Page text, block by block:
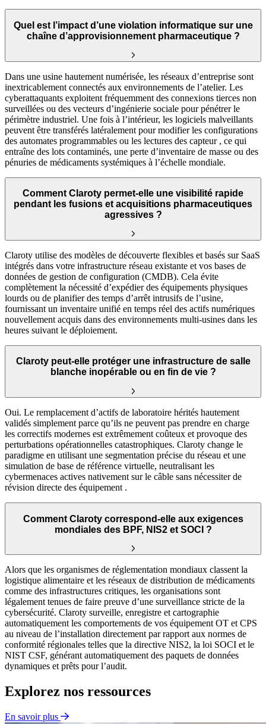
Quel est l’impact d’une violation informatique sur une
chaîne d’approvisionnement pharmaceutique ?
Dans une usine hautement numérisée, les réseaux d’entreprise sont
inextricablement connectés aux environnements de l’atelier. Les
cyberattaquants exploitent fréquemment des connexions tierces non
surveillées ou des vecteurs d’ingénierie sociale pour pénétrer le
périmètre industriel. Une fois à l’intérieur, les logiciels malveillants
peuvent être transférés latéralement pour modifier les configurations
des automates programmables ou les lectures des capteur , ce qui
entraîne des lots contaminés, une perte d’inventaire de masse ou des
pénuries de médicaments systémiques à l’échelle mondiale.
Comment Claroty permet-elle une visibilité rapide
pendant les fusions et acquisitions pharmaceutiques
agressives ?
Claroty utilise des modèles de découverte flexibles et basés sur SaaS
intégrés dans votre infrastructure réseau existante et vos bases de
données de gestion de configuration (CMDB). Cela évite
complètement la nécessité d’expédier des équipements physiques
lourds ou de planifier des temps d’arrêt intrusifs de l’usine,
fournissant un inventaire unifié en temps réel des actifs numériques
nouvellement acquis dans des environnements multi-usines dans les
heures suivant le déploiement.
Claroty peut-elle protéger une infrastructure de salle
blanche inopérable ou en fin de vie ?
Oui. Le remplacement d’actifs de laboratoire hérités hautement
validés simplement parce qu’ils ne peuvent pas prendre en charge
les correctifs modernes est extrêmement coûteux et provoque des
perturbations opérationnelles catastrophiques. Claroty change le
paradigme en utilisant une segmentation précise du réseau et une
simulation de base de référence virtuelle, neutralisant les
cybermenaces actives nativement sur le câble sans nécessiter de
révision directe des équipement .
Comment Claroty correspond-elle aux exigences
mondiales des BPF, NIS2 et SOCI ?
Alors que les organismes de réglementation mondiaux classent la
logistique alimentaire et les réseaux de distribution de médicaments
comme des infrastructures critiques, les organisations sont
légalement tenues de faire preuve d’une surveillance stricte de la
cybersécurité. Claroty surveille, enregistre et cartographie
automatiquement les comportements de vos équipement OT et CPS
au niveau de l’installation directement par rapport aux normes de
conformité régionales telles que la directive NIS2, la loi SOCI et le
NIST CSF, générant automatiquement des paquets de données
dynamiques et prêts pour l’audit.
Explorez nos ressources
En savoir plus